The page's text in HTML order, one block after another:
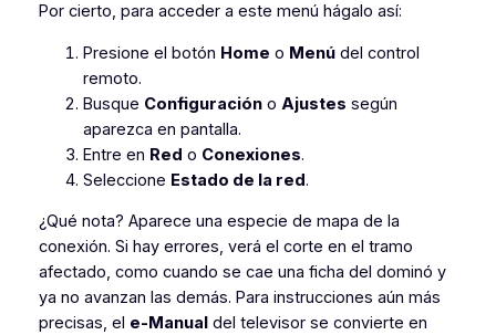
Por cierto, para acceder a este menú hágalo así:
Presione el botón Home o Menúdel control
remoto.
Busque Configuracióno Ajustes según
aparezca en pantalla.
Entre en Red o Conexiones.
Seleccione Estado de la red.
¿Qué nota? Aparece una especie de mapa de la
conexión. Si hay errores, verá el corte en el tramo
afectado, como cuando se cae una ficha del dominó y
ya no avanzan las demás. Para instrucciones aún más
precisas, el e-Manualdel televisor se convierte en